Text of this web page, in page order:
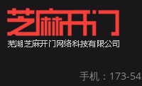
手机：173-